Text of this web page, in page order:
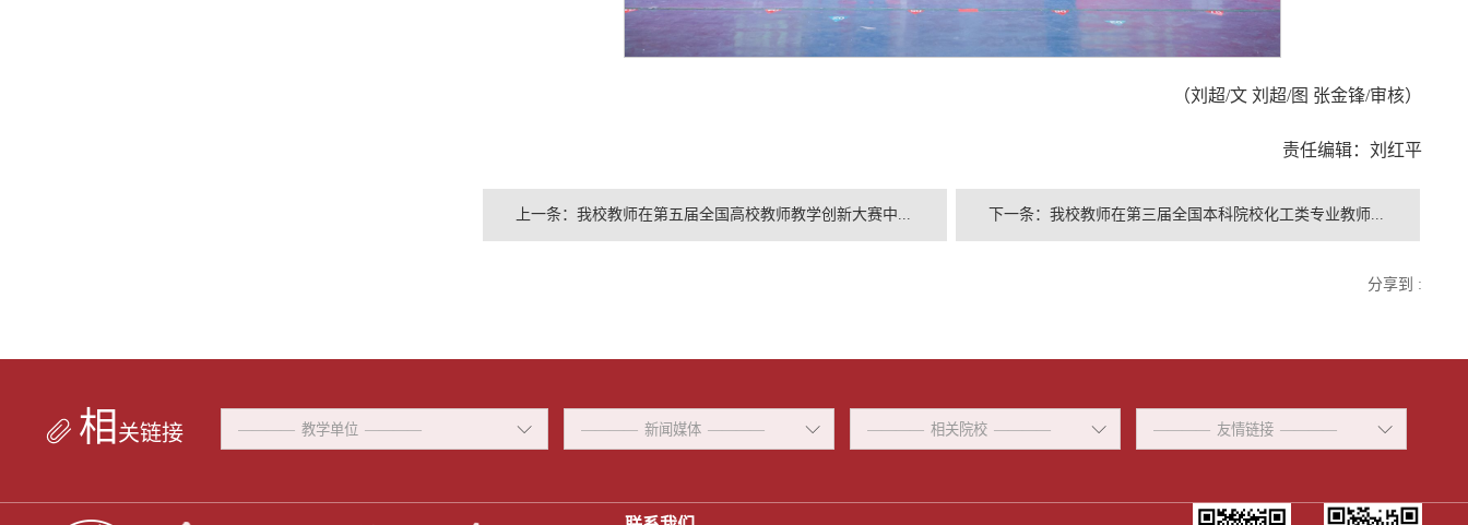
（刘超/文 刘超/图 张金锋/审核）
责任编辑：刘红平
上一条： 我校教师在第五届全国高校教师教学创新大赛中... 下一条： 我校教师在第三届全国本科院校化工类专业教师...
分享到 :
相 关链接